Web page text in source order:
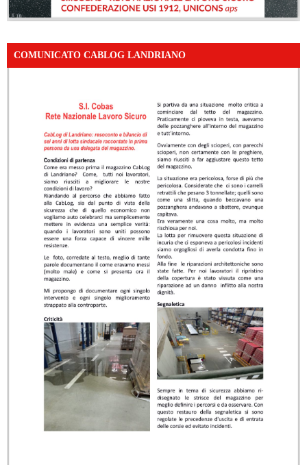
COMUNICATO CABLOG LANDRIANO